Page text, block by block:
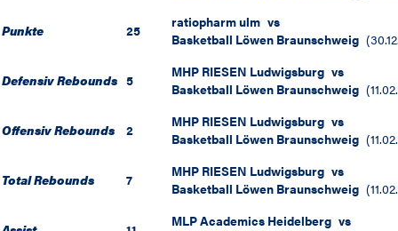
Punkte 25 ratiopharm ulm vs
Basketball Löwen Braunschweig (
Defensiv Rebounds 5 MHP RIESEN Ludwigsburg vs
Basketball Löwen Braunschweig (
Offensiv Rebounds 2 MHP RIESEN Ludwigsburg vs
Basketball Löwen Braunschweig (
Total Rebounds 7 MHP RIESEN Ludwigsburg vs
Basketball Löwen Braunschweig (
MLP Academics Heidelberg vs